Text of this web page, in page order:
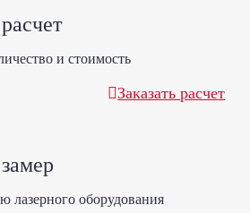
и стоимость
Заказать расчет
лазерного оборудования